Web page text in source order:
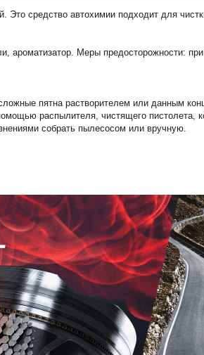
средство автохимии подходит для
ароматизатор. Меры предосторожности:
пятна растворителем или данным
распылителя, чистящего пистолета,
собрать пылесосом или вручную.